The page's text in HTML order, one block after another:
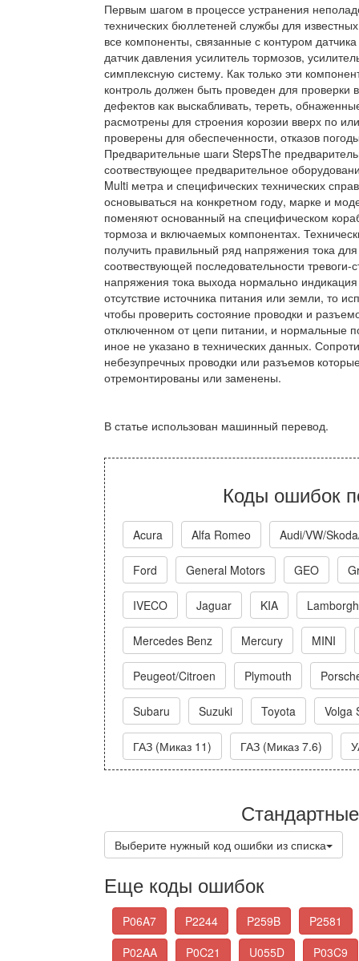
Первым шагом в процессе устранения
технических бюллетеней службы для
все компоненты, связанные с контуром
датчик давления усилитель тормозов,
симплексную систему. Как только эти
контроль должен быть проведен для проверки
дефектов как выскабливать, тереть,
расмотрены для строения корозии вверх по
проверены для обеспеченности, отказов
Предварительные шаги StepsThe
соотвествующее предварительное
Multi метра и специфических технических
основываться на конкретном году, марке и
поменяют основанный на специфическом
тормоза и включаемых компонентах.
получить правильный ряд напряжения тока
соотвествующей последовательности
напряжения тока выхода нормально
отсутствие источника питания или земли, то
чтобы проверить состояние проводки и
отключенном от цепи питании, и нормальные
иное не указано в технических данных.
небезупречных проводки или разъемов
отремонтированы или заменены.
В статье использован машинный перевод.
Коды ошибок
Acura Alfa Romeo Audi/VW/
Ford General Motors GEO
IVECO Jaguar KIA
Mercedes Benz Mercury MINI
Peugeot/Citroen Plymouth
Subaru Suzuki Toyota Volga
ГАЗ (Миказ 11) ГАЗ (Миказ 7.6)
Выберите нужный код ошибки из списка
Еще коды ошибок
P06A7 P2244 P259B
P2581
P02AA
P0C21 U055D
P03C9